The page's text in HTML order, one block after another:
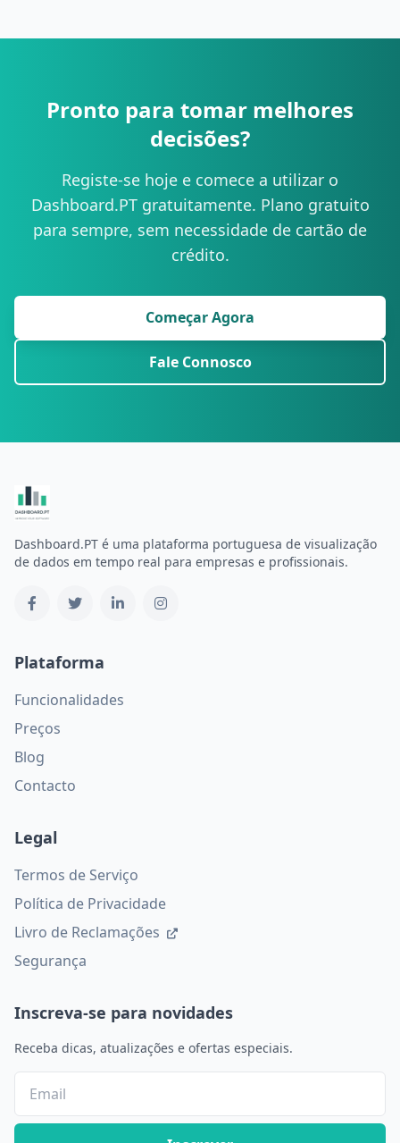
Pronto para tomar melhores
decisões?
Registe-se hoje e comece a utilizar o
Dashboard.PT gratuitamente. Plano gratuito
para sempre, sem necessidade de cartão de
crédito.
Começar Agora
Fale Connosco
Dashboard.PT é uma plataforma portuguesa de visualização
de dados em tempo real para empresas e profissionais.
Plataforma
Funcionalidades
Preços
Blog
Contacto
Legal
Termos de Serviço
Política de Privacidade
Livro de Reclamações
Segurança
Inscreva-se para novidades
Receba dicas, atualizações e ofertas especiais.